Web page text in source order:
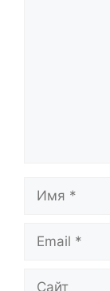
Имя
Email
Сайт